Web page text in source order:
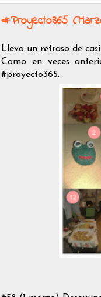
#Proyecto365
Llevo un retraso de
Como en veces
#proyecto365.